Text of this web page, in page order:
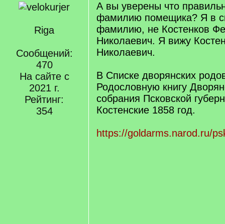
Riga
Сообщений:
470
На сайте с
2021 г.
Рейтинг:
354
А вы уверены что
фамилию помещика? Я в
фамилию, не Костенков
Николаевич. Я вижу
Николаевич.
В Списке дворянских
Родословную книгу
собрания Псковской
Костенские 1858 год.
https://goldarms.narod.ru/